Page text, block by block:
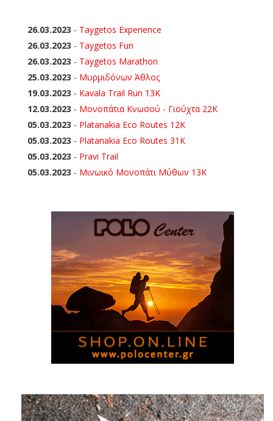
26.03.2023 - Taygetos Experience
26.03.2023 - Taygetos Fun
26.03.2023 - Taygetos Marathon
25.03.2023 - Μυρμιδόνων Άθλος
19.03.2023 - Kavala Trail Run 13K
12.03.2023 - Μονοπάτια Κνωσού - Γιούχτα 22Κ
05.03.2023 - Platanakia Eco Routes 12K
05.03.2023 - Platanakia Eco Routes 31K
05.03.2023 - Pravi Trail
05.03.2023 - Μινωικό Μονοπάτι Μύθων 13Κ